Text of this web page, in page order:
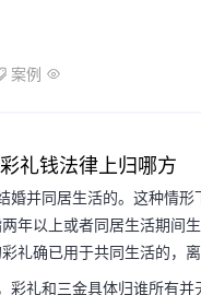
案例
礼钱法律上归哪方
婚并同居生活的。这种情
年以上或者同居生活期间
礼确已用于共同生活的，
彩礼和三金具体归谁所有
婚怎么处